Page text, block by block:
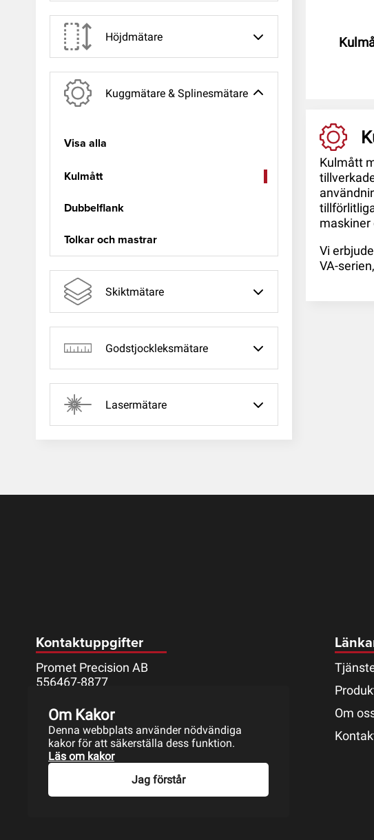
Höjdmätare
Kuggmätare & Splinesmätare
Visa alla
Kulmått
Dubbelflank
Tolkar och mastrar
Skiktmätare
Godstjockleksmätare
Lasermätare
Kulmått
maskiner
Vi
VA-serien,
Kontaktuppgifter
Promet Precision AB
556467-8877
633 46 ESKILSTUNA
016-17 11 50
info@promet.se
Om
Om Kakor
Denna webbplats använder nödvändiga
kakor för att säkerställa dess funktion.
Läs om kakor
Jag förstår